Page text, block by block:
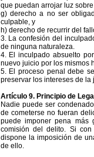
que puedan arrojar luz
g) derecho a no ser
culpable, y
h) derecho de recurrir del
3. La confesión del
de ninguna naturaleza.
4. El inculpado absuelto
nuevo juicio por los mismos
5. El proceso penal debe
preservar los intereses de la
Artículo 9. Principio de
Nadie puede ser
de cometerse no fueran
puede imponer pena
comisión del delito. Si
dispone la imposición de
de ello.